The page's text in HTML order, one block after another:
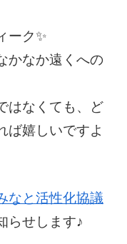
ーク✨
かなか遠くへの
はなくても、ど
ば嬉しいですよ
なと活性化協議
らせします♪